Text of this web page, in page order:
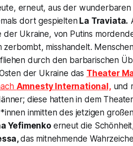
erneut, aus der wunderbaren
dort gespieltenLa Traviata.
Ukraine, von Putins
misshandelt.
durch den barbarischen
der Ukraine das Theater
Amnesty International,und
diese hatten in dem
inmitten des jetzigen
Yefimenko erneut die
das mitnehmende